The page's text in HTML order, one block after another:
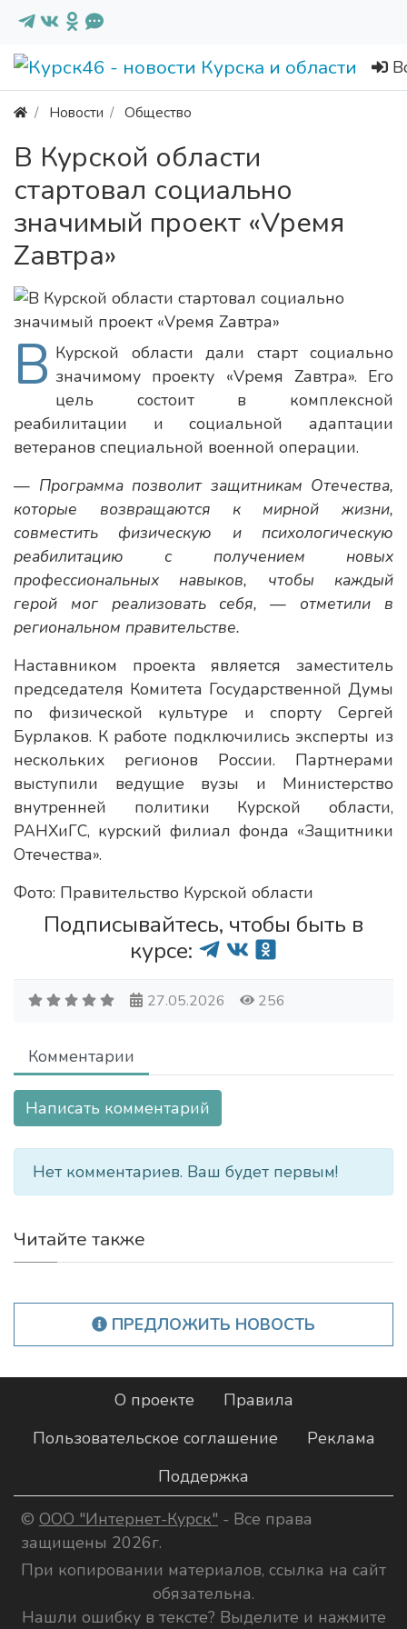
Новости Общество
В Курской области
стартовал социально
значимый проект «Vремя
Zавтра»
В Курской области дали старт социально
значимому проекту «Vремя Zавтра». Его
цель состоит в комплексной
реабилитации и социальной адаптации
ветеранов специальной военной операции.
— Программа позволит защитникам Отечества,
которые возвращаются к мирной жизни,
совместить физическую и психологическую
реабилитацию с получением новых
профессиональных навыков, чтобы каждый
герой мог реализовать себя, — отметили в
региональном правительстве.
Наставником проекта является заместитель
председателя Комитета Государственной Думы
по физической культуре и спорту Сергей
Бурлаков. К работе подключились эксперты из
нескольких регионов России. Партнерами
выступили ведущие вузы и Министерство
внутренней политики Курской области,
РАНХиГС, курский филиал фонда «Защитники
Отечества».
Фото: Правительство Курской области
Подписывайтесь, чтобы быть в
курсе:
27.05.2026 256
Комментарии
Написать комментарий
Нет комментариев. Ваш будет первым!
Читайте также
ПРЕДЛОЖИТЬ НОВОСТЬ
О проекте
Правила
Пользовательское соглашение
Реклама
Поддержка
© ООО "Интернет-Курск" - Все права
защищены 2026г.
При копировании материалов, ссылка на сайт
обязательна.
Нашли ошибку в тексте? Выделите и нажмите